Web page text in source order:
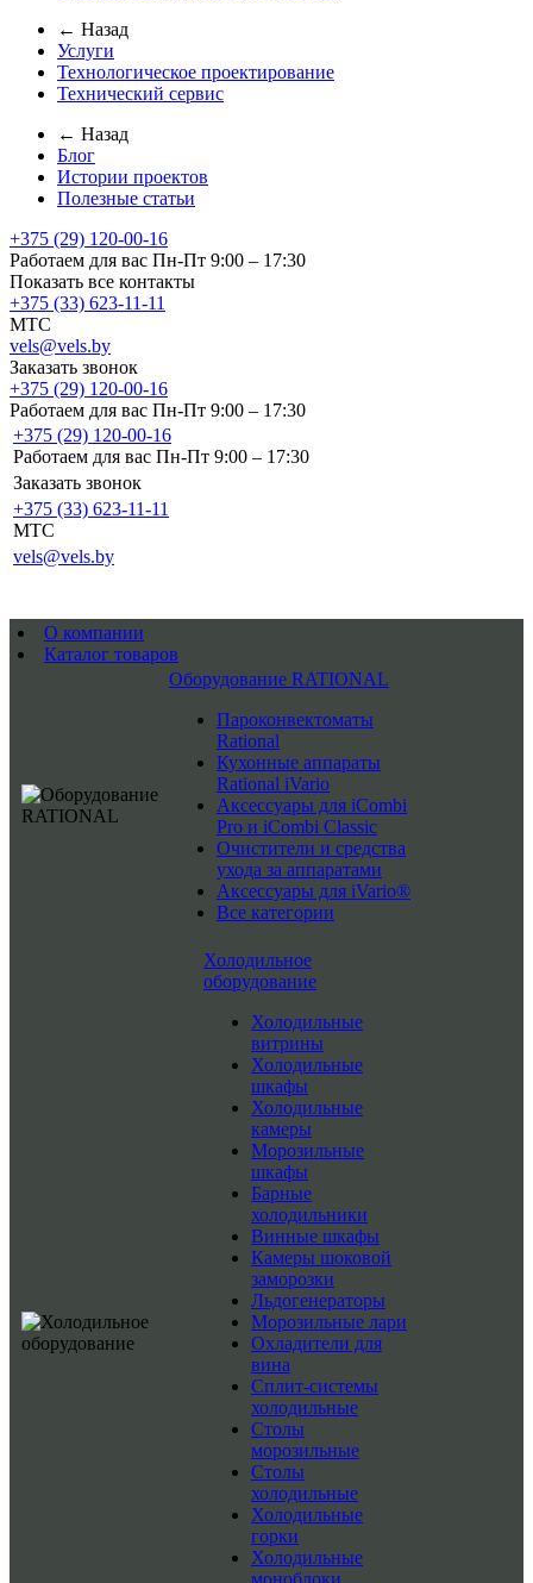
← Назад
Услуги
Технологическое проектирование
Технический сервис
← Назад
Блог
Истории проектов
Полезные статьи
+375 (29) 120-00-16
Работаем для вас Пн-Пт 9:00 – 17:30
Показать все контакты
+375 (33) 623-11-11
MTC
vels@vels.by
Заказать звонок
+375 (29) 120-00-16
Работаем для вас Пн-Пт 9:00 – 17:30
+375 (29) 120-00-16
Работаем для вас Пн-Пт 9:00 – 17:30
Заказать звонок
+375 (33) 623-11-11
MTC
vels@vels.by
О компании
Каталог товаров
Оборудование RATIONAL
Пароконвектоматы
Rational
Кухонные аппараты
Rational iVario
Аксессуары для iCombi
Pro и iCombi Classic
Очистители и средства
ухода за аппаратами
Аксессуары для iVario®
Все категории
Холодильное
оборудование
Холодильные
витрины
Холодильные
шкафы
Холодильные
камеры
Морозильные
шкафы
Барные
холодильники
Винные шкафы
Камеры шоковой
заморозки
Льдогенераторы
Морозильные лари
Охладители для
вина
Сплит-системы
холодильные
Столы
морозильные
Столы
холодильные
Холодильные
горки
Холодильные
моноблоки